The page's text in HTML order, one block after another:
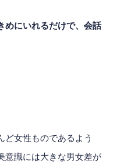
めにいれるだけで、会話
ど女性ものであるよう
意識には大きな男女差が